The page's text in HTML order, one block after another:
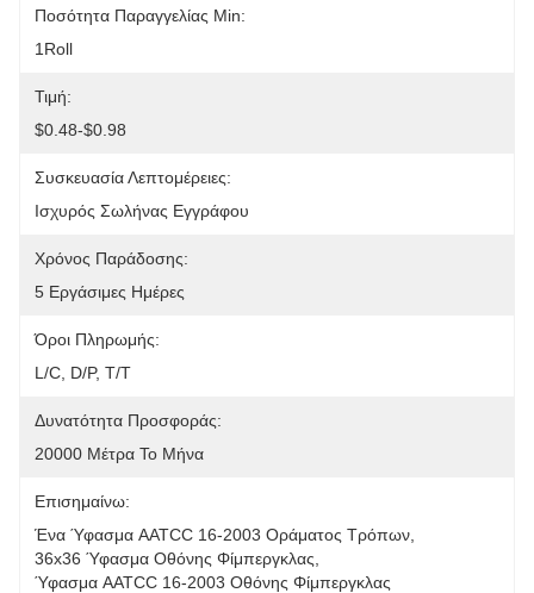
Ποσότητα Παραγγελίας Min:
1Roll
Τιμή:
$0.48-$0.98
Συσκευασία Λεπτομέρειες:
Ισχυρός Σωλήνας Εγγράφου
Χρόνος Παράδοσης:
5 Εργάσιμες Ημέρες
Όροι Πληρωμής:
L/C, D/P, T/T
Δυνατότητα Προσφοράς:
20000 Μέτρα Το Μήνα
Επισημαίνω:
Ένα Ύφασμα AATCC 16-2003 Οράματος Τρόπων
36x36 Ύφασμα Οθόνης Φίμπεργκλας
Ύφασμα AATCC 16-2003 Οθόνης Φίμπεργκλας